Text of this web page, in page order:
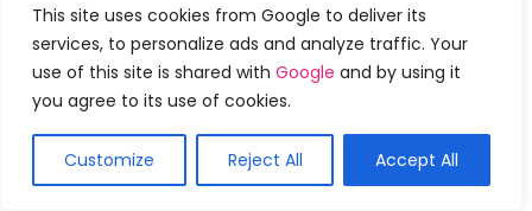
This site uses cookies from Google to deliver its
services, to personalize ads and analyze traffic. Your
use of this site is shared with Google and by using it
you agree to its use of cookies.
Customize Reject All Accept All